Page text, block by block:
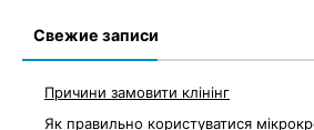
Свежие записи
Причини замовити клінінг
Як правильно користуватися